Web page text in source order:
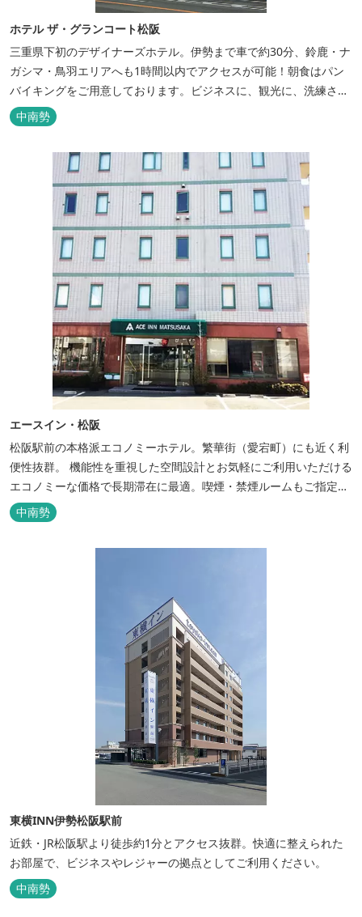
ホテル ザ・グランコート松阪
三重県下初のデザイナーズホテル。伊勢まで車で約30分、鈴鹿・ナ
ガシマ・鳥羽エリアへも1時間以内でアクセスが可能！朝食はパン
バイキングをご用意しております。ビジネスに、観光に、洗練され
た空間の中で上質なひとときをお過ごしください。
中南勢
エースイン・松阪
松阪駅前の本格派エコノミーホテル。繁華街（愛宕町）にも近く利
便性抜群。 機能性を重視した空間設計とお気軽にご利用いただける
エコノミーな価格で長期滞在に最適。喫煙・禁煙ルームもご指定い
ただけます。 無料サービス ・３０種類以上の和洋朝食ビュッフェ
（6:30～9:30） ・アルコールも無料のウェルカムドリンクサービス
中南勢
東横INN伊勢松阪駅前
近鉄・JR松阪駅より徒歩約1分とアクセス抜群。快適に整えられた
お部屋で、ビジネスやレジャーの拠点としてご利用ください。
中南勢